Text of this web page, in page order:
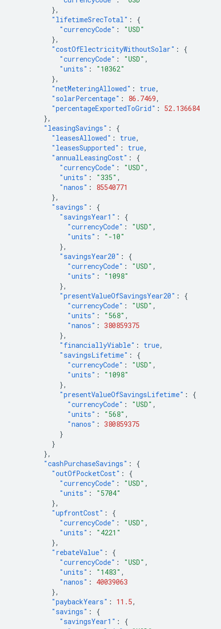
},
"lifetimeSrecTotal" :
{
"currencyCode" :
"USD"
},
"costOfElectricityWithoutSolar" :
{
"currencyCode" : "USD" ,
"units" :
"10362"
},
"netMeteringAllowed" : true,
"solarPercentage" : 86.7469,
"percentageExportedToGrid" :
52.136684
},
"leasingSavings" :
{
"leasesAllowed" : true,
"leasesSupported" : true,
"annualLeasingCost" :
{
"currencyCode" : "USD" ,
"units" : "335" ,
"nanos" :
85540771
},
"savings" :
{
"savingsYear1" :
{
"currencyCode" : "USD" ,
"units" :
"-10"
},
"savingsYear20" :
{
"currencyCode" : "USD" ,
"units" :
"1098"
},
"presentValueOfSavingsYear20" :
{
"currencyCode" : "USD" ,
"units" : "568" ,
"nanos" : 380859375
},
"financiallyViable" : true,
"savingsLifetime" :
{
"currencyCode" : "USD" ,
"units" :
"1098"
},
"presentValueOfSavingsLifetime" :
{
"currencyCode" : "USD" ,
"units" : "568" ,
"nanos" : 380859375
}
}
},
"cashPurchaseSavings" :
{
"outOfPocketCost" :
{
"currencyCode" : "USD" ,
"units" :
"5704"
},
"upfrontCost" :
{
"currencyCode" : "USD" ,
"units" :
"4221"
},
"rebateValue" :
{
"currencyCode" : "USD" ,
"units" : "1483" ,
"nanos" :
40039063
},
"paybackYears" : 11.5,
"savings" :
{
"savingsYear1" :
{